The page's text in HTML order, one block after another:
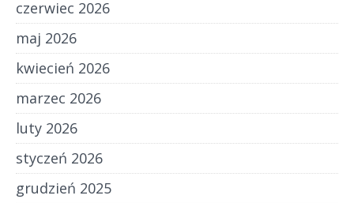
czerwiec 2026
maj 2026
kwiecień 2026
marzec 2026
luty 2026
styczeń 2026
grudzień 2025